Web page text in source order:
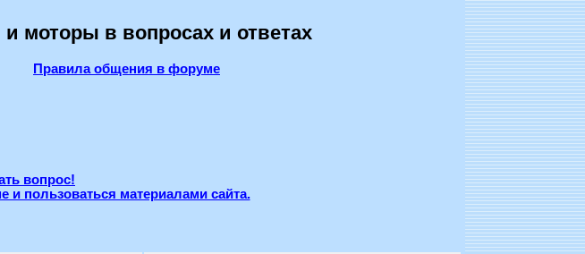
моторы в вопросах и ответах
Правила общения в форуме
вопрос!
и пользоваться материалами сайта.